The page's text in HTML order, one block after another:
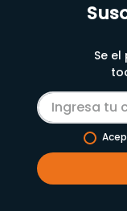
Se